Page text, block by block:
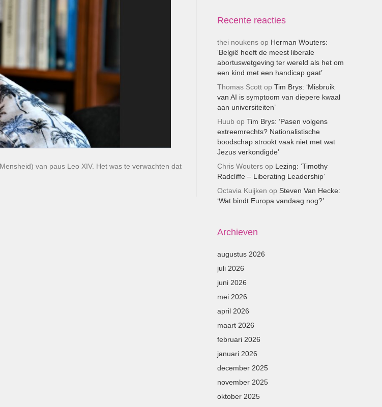
van paus Leo XIV. Het was te verwachten dat
Recente reacties
thei noukensop Herman Wouters:
‘België heeft de meest liberale
abortuswetgeving ter wereld als het om
een kind met een handicap gaat’
Thomas Scottop Tim Brys: ‘Misbruik
van AI is symptoom van diepere kwaal
aan universiteiten’
Huub op Tim Brys: ‘Pasen volgens
extreemrechts? Nationalistische
boodschap strookt vaak niet met wat
Jezus verkondigde’
Chris Woutersop Lezing: ‘Timothy
Radcliffe – Liberating Leadership’
Octavia Kuijken op Steven Van Hecke:
‘Wat bindt Europa vandaag nog?’
Archieven
augustus 2026
juli 2026
juni 2026
mei 2026
april 2026
maart 2026
februari 2026
januari 2026
december 2025
november 2025
oktober 2025